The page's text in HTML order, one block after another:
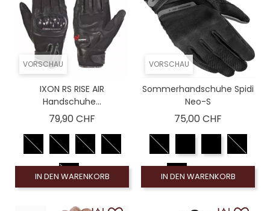
VORSCHAU
IXON RS RISE AIR
Handschuhe...
79,90 CHF
IN DEN WARENKORB
VORSCHAU
Sommerhandschuhe Spidi
Neo-S
75,00 CHF
IN DEN WARENKORB